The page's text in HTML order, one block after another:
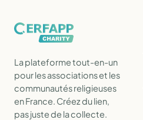
La plateforme tout-en-un
pour les associations et les
communautés religieuses
en France. Créez du lien,
pas juste de la collecte.